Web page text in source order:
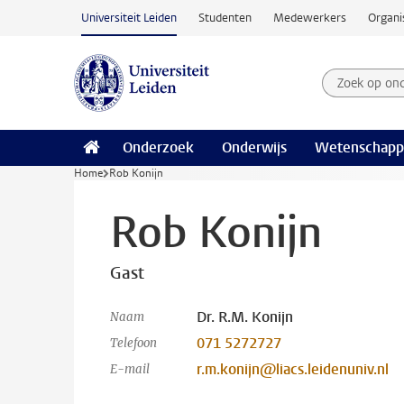
Ga naar hoofdinhoud
Universiteit Leiden Studenten Medewerkers
Zoek op
Zoekterm
Onderzoek Onderwijs
Home Rob Konijn
Rob Konijn
Gast
Naam Dr. R.M. Konijn
Telefoon 071 5272727
E-mail r.m.konijn@liacs.leidenuniv.nl